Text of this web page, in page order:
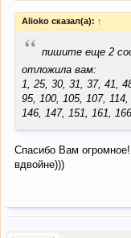
Alioko сказал(а): ↑
“ пишите еще 2
отложила вам:
1, 25, 30, 31, 37, 41,
95, 100, 105, 107,
146, 147, 151, 161,
Спасибо Вам
вдвойне)))